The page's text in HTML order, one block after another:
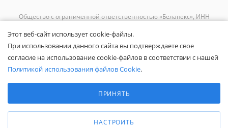
Общество с ограниченной ответственностью «Белапекс», ИНН
Обращаем ваше внимание, что вся представленная на сайте
информация носит исключительно информационный характер и не
является публичной офертой.
Вы принимаете условияполитики
сайте Белапекс.ру.
Этот веб-сайт использует cookie-файлы.
При использовании данного сайта вы подтверждаете свое
согласие на использование cookie-файлов в соответствии с нашей
Политикой использования файлов Cookie.
Аналитические/Функциональные
ПРИНЯТЬ
НАСТРОИТЬ